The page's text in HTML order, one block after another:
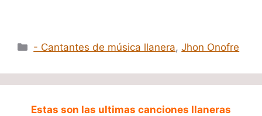
Categorías
- Cantantes de música llanera,Jhon Onofre
Estas son las ultimas canciones llaneras